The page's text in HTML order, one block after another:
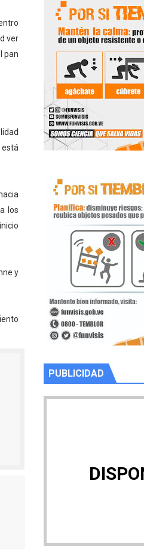
municipio Libertador
ver
pan
los
y
PUBLICIDAD